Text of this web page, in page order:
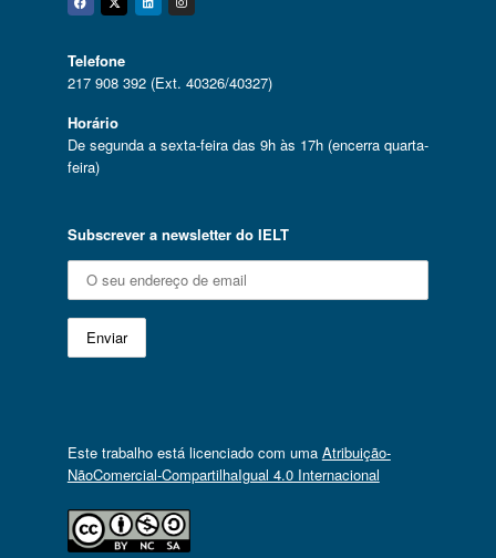
Facebook
Twitter
Linkedin
Instagram
Telefone
217 908 392 (Ext. 40326/40327)
Horário
De segunda a sexta-feira das 9h às 17h (encerra quarta-
feira)
Subscrever a newsletter do IELT
Este trabalho está licenciado com uma Atribuição-
NãoComercial-CompartilhaIgual 4.0 Internacional